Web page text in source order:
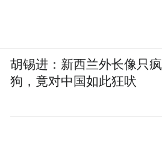
胡锡进：新西兰外长像只疯
狗，竟对中国如此狂吠